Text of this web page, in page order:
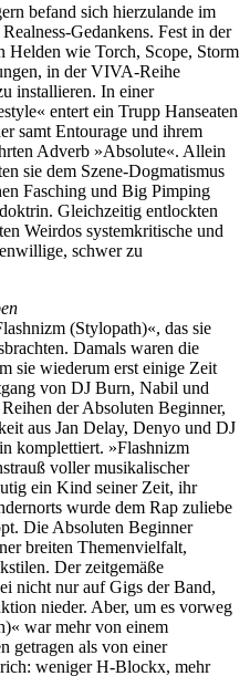
befand sich hierzulande im
Gedankens. Fest in der
Helden wie Torch, Scope, Storm
in der VIVA-Reihe
installieren. In einer
entert ein Trupp Hanseaten
samt Entourage und ihrem
Adverb »Absolute«. Allein
sie dem Szene-Dogmatismus
Fasching und Big Pimping
Gleichzeitig entlockten
Weirdos systemkritische und
schwer zu
(Stylopath)«, das sie
Damals waren die
sie wiederum erst einige Zeit
von DJ Burn, Nabil und
der Absoluten Beginner,
aus Jan Delay, Denyo und DJ
komplettiert. »Flashnizm
voller musikalischer
ein Kind seiner Zeit, ihr
wurde dem Rap zuliebe
Die Absoluten Beginner
breiten Themenvielfalt,
Der zeitgemäße
nicht nur auf Gigs der Band,
nieder. Aber, um es vorweg
war mehr von einem
getragen als von einer
weniger H-Blockx, mehr